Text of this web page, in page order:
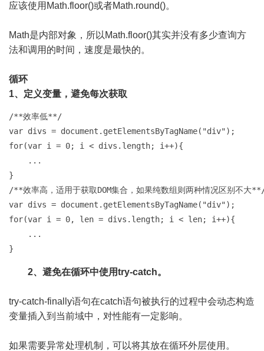
应该使用Math.floor()或者Math.round()。
Math是内部对象，所以Math.floor()其实并没有多少查询方
法和调用的时间，速度是最快的。
循环
1、定义变量，避免每次获取
/**效率低**/
var divs = document.getElementsByTagName("div");
for(var i = 0; i < divs.length; i++){
    ...
}
/**效率高，适用于获取DOM集合，如果纯数组则两种情况区别不
var divs = document.getElementsByTagName("div");
for(var i = 0, len = divs.length; i < len; i++){
    ...
}
2、避免在循环中使用try-catch。
try-catch-finally语句在catch语句被执行的过程中会动态构造
变量插入到当前域中，对性能有一定影响。
如果需要异常处理机制，可以将其放在循环外层使用。